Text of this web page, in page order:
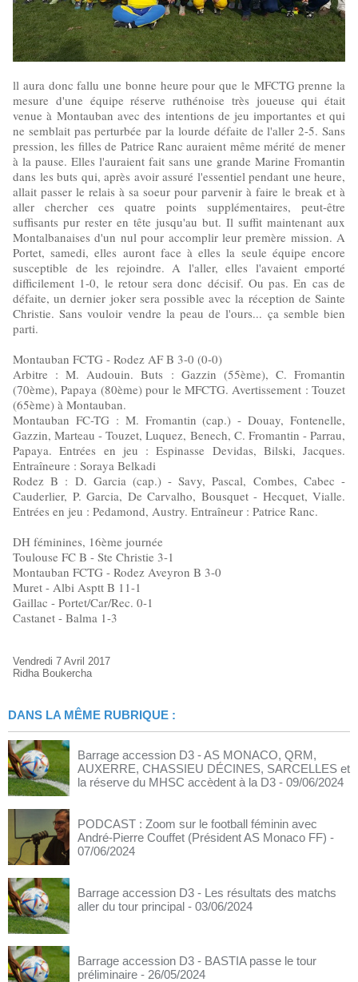
ll aura donc fallu une bonne heure pour que le MFCTG prenne la
mesure d'une équipe réserve ruthénoise très joueuse qui était
venue à Montauban avec des intentions de jeu importantes et qui
ne semblait pas perturbée par la lourde défaite de l'aller 2-5. Sans
pression, les filles de Patrice Ranc auraient même mérité de mener
à la pause. Elles l'auraient fait sans une grande Marine Fromantin
dans les buts qui, après avoir assuré l'essentiel pendant une heure,
allait passer le relais à sa soeur pour parvenir à faire le break et à
aller chercher ces quatre points supplémentaires, peut-être
suffisants pur rester en tête jusqu'au but. Il suffit maintenant aux
Montalbanaises d'un nul pour accomplir leur premère mission. A
Portet, samedi, elles auront face à elles la seule équipe encore
susceptible de les rejoindre. A l'aller, elles l'avaient emporté
difficilement 1-0, le retour sera donc décisif. Ou pas. En cas de
défaite, un dernier joker sera possible avec la réception de Sainte
Christie. Sans vouloir vendre la peau de l'ours... ça semble bien
parti.
Montauban FCTG - Rodez AF B 3-0 (0-0)
Arbitre : M. Audouin. Buts : Gazzin (55ème), C. Fromantin
(70ème), Papaya (80ème) pour le MFCTG. Avertissement : Touzet
(65ème) à Montauban.
Montauban FC-TG : M. Fromantin (cap.) - Douay, Fontenelle,
Gazzin, Marteau - Touzet, Luquez, Benech, C. Fromantin - Parrau,
Papaya. Entrées en jeu : Espinasse Devidas, Bilski, Jacques.
Entraîneure : Soraya Belkadi
Rodez B : D. Garcia (cap.) - Savy, Pascal, Combes, Cabec -
Cauderlier, P. Garcia, De Carvalho, Bousquet - Hecquet, Vialle.
Entrées en jeu : Pedamond, Austry. Entraîneur : Patrice Ranc.
DH féminines, 16ème journée
Toulouse FC B - Ste Christie 3-1
Montauban FCTG - Rodez Aveyron B 3-0
Muret - Albi Asptt B 11-1
Gaillac - Portet/Car/Rec. 0-1
Castanet - Balma 1-3
Vendredi 7 Avril 2017
Ridha Boukercha
DANS LA MÊME RUBRIQUE :
Barrage accession D3 - AS MONACO, QRM,
AUXERRE, CHASSIEU DÉCINES, SARCELLES et
la réserve du MHSC accèdent à la D3 - 09/06/2024
PODCAST : Zoom sur le football féminin avec
André-Pierre Couffet (Président AS Monaco FF) -
07/06/2024
Barrage accession D3 - Les résultats des matchs
aller du tour principal - 03/06/2024
Barrage accession D3 - BASTIA passe le tour
préliminaire - 26/05/2024